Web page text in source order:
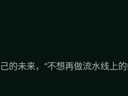
的未来，“不想再做流水线上